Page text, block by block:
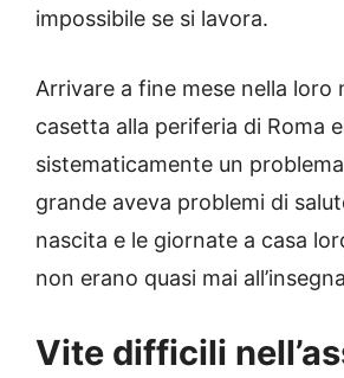
impossibile se si lavora.
Arrivare a fine mese nella loro
casetta alla periferia di Roma
sistematicamente un
grande aveva problemi di
nascita e le giornate a casa
non erano quasi mai
Vite difficili